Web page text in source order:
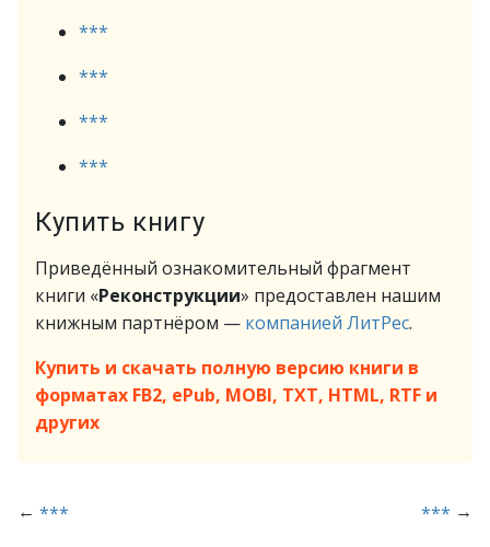
***
***
***
***
Купить книгу
Приведённый ознакомительный фрагмент
книги «Реконструкции» предоставлен нашим
книжным партнёром — компанией ЛитРес.
Купить и скачать полную версию книги в
форматах FB2, ePub, MOBI, TXT, HTML, RTF и
других
← *** *** →